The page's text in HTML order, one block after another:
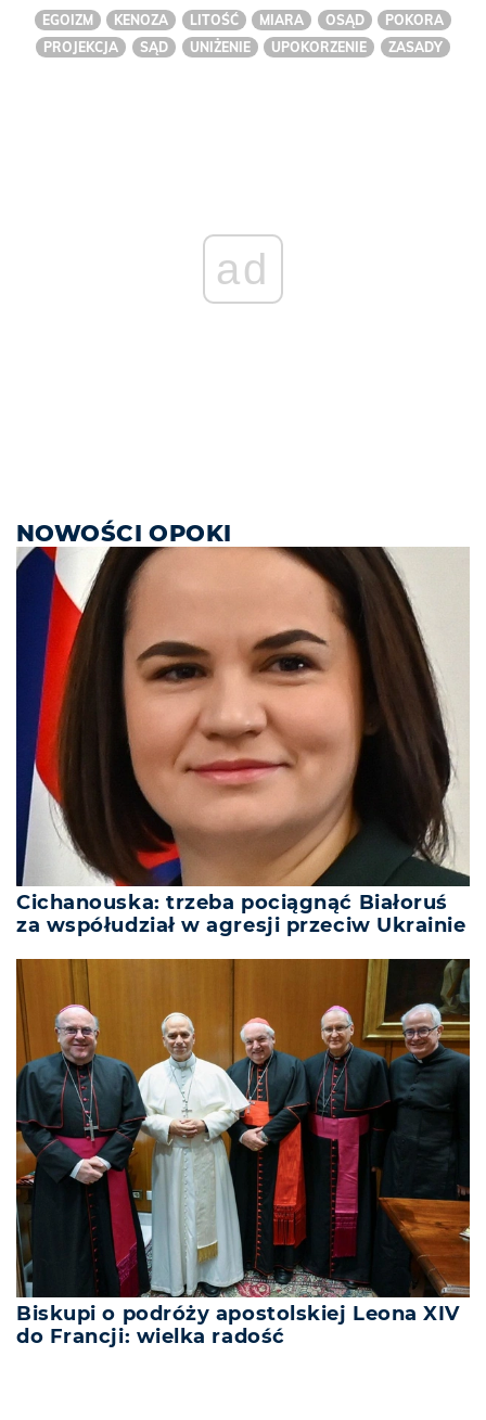
EGOIZM KENOZA LITOŚĆ MIARA OSĄD
POKORA
PROJEKCJA
SĄD UNIŻENIE UPOKORZENIE ZASADY
ad
NOWOŚCI OPOKI
Cichanouska: trzeba pociągnąć Białoruś
za współudział w agresji przeciw Ukrainie
Biskupi o podróży apostolskiej Leona XIV
do Francji: wielka radość